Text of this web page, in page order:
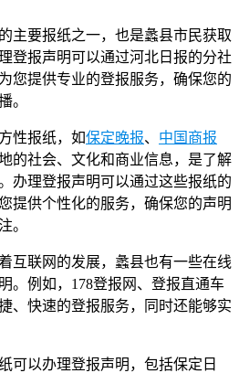
主要报纸之一，也是蠡县市民获取
登报声明可以通过河北日报的分社
您提供专业的登报服务，确保您的
。
性报纸，如保定晚报、 中国商报
的社会、文化和商业信息，是了解
办理登报声明可以通过这些报纸的
提供个性化的服务，确保您的声明
。
互联网的发展，蠡县也有一些在线
。例如，178登报网、登报直通车
、快速的登报服务，同时还能够实
可以办理登报声明，包括保定日